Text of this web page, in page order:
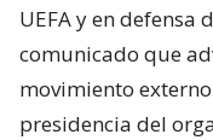
UEFA y en defensa
comunicado que
movimiento
presidencia del